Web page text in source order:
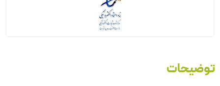
توضیحات